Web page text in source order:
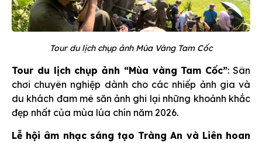
Tour du lịch chụp ảnh Mùa Vàng Tam Cốc
Tour du lịch chụp ảnh “Mùa vàng Tam Cốc”: Sân
chơi chuyên nghiệp dành cho các nhiếp ảnh gia và
du khách đam mê săn ảnh ghi lại những khoảnh khắc
đẹp nhất của mùa lúa chín năm 2026.
Lễ hội âm nhạc sáng tạo Tràng An và Liên hoan